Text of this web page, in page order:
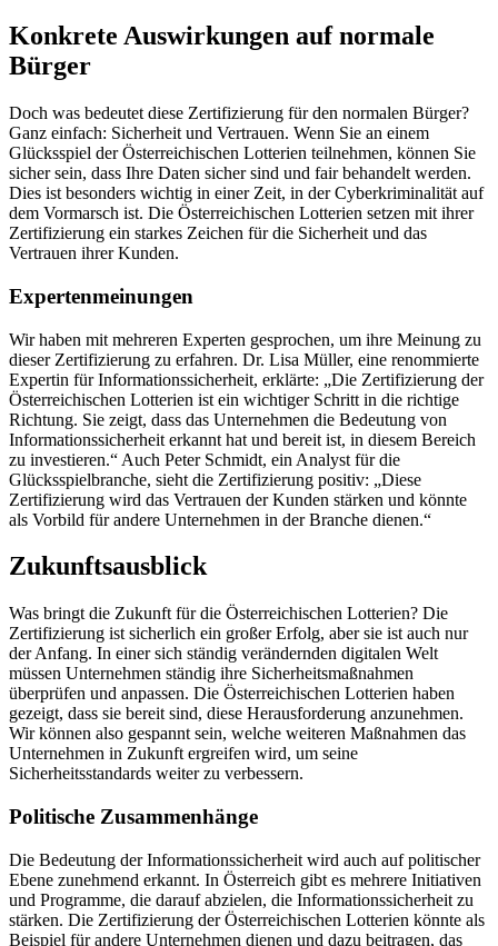
Konkrete Auswirkungen auf normale
Bürger
Doch was bedeutet diese Zertifizierung für den normalen Bürger?
Ganz einfach: Sicherheit und Vertrauen. Wenn Sie an einem
Glücksspiel der Österreichischen Lotterien teilnehmen, können Sie
sicher sein, dass Ihre Daten sicher sind und fair behandelt werden.
Dies ist besonders wichtig in einer Zeit, in der Cyberkriminalität auf
dem Vormarsch ist. Die Österreichischen Lotterien setzen mit ihrer
Zertifizierung ein starkes Zeichen für die Sicherheit und das
Vertrauen ihrer Kunden.
Expertenmeinungen
Wir haben mit mehreren Experten gesprochen, um ihre Meinung zu
dieser Zertifizierung zu erfahren. Dr. Lisa Müller, eine renommierte
Expertin für Informationssicherheit, erklärte: „Die Zertifizierung der
Österreichischen Lotterien ist ein wichtiger Schritt in die richtige
Richtung. Sie zeigt, dass das Unternehmen die Bedeutung von
Informationssicherheit erkannt hat und bereit ist, in diesem Bereich
zu investieren.“ Auch Peter Schmidt, ein Analyst für die
Glücksspielbranche, sieht die Zertifizierung positiv: „Diese
Zertifizierung wird das Vertrauen der Kunden stärken und könnte
als Vorbild für andere Unternehmen in der Branche dienen.“
Zukunftsausblick
Was bringt die Zukunft für die Österreichischen Lotterien? Die
Zertifizierung ist sicherlich ein großer Erfolg, aber sie ist auch nur
der Anfang. In einer sich ständig verändernden digitalen Welt
müssen Unternehmen ständig ihre Sicherheitsmaßnahmen
überprüfen und anpassen. Die Österreichischen Lotterien haben
gezeigt, dass sie bereit sind, diese Herausforderung anzunehmen.
Wir können also gespannt sein, welche weiteren Maßnahmen das
Unternehmen in Zukunft ergreifen wird, um seine
Sicherheitsstandards weiter zu verbessern.
Politische Zusammenhänge
Die Bedeutung der Informationssicherheit wird auch auf politischer
Ebene zunehmend erkannt. In Österreich gibt es mehrere Initiativen
und Programme, die darauf abzielen, die Informationssicherheit zu
stärken. Die Zertifizierung der Österreichischen Lotterien könnte als
Beispiel für andere Unternehmen dienen und dazu beitragen, das